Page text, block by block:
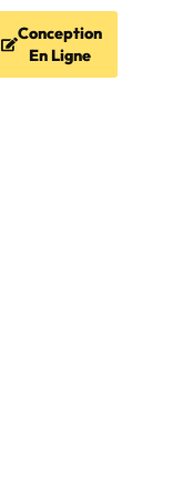
Conception
En Ligne